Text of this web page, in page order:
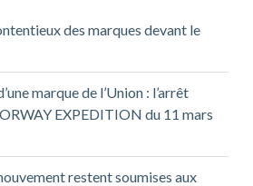
des marques devant le
marque de l’Union : l’arrêt
EXPEDITION du 11 mars
restent soumises aux